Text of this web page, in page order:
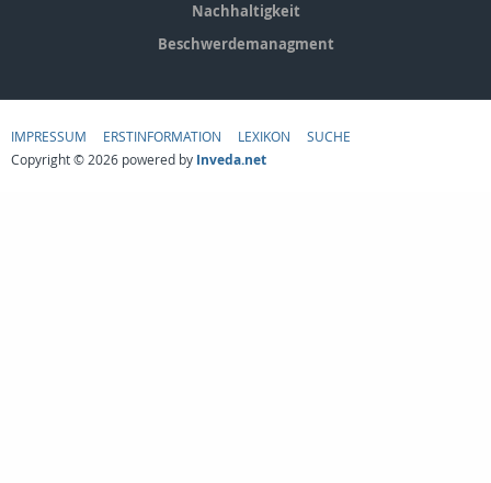
Nachhaltigkeit
Beschwerdemanagment
IMPRESSUM ERSTINFORMATION LEXIKON
SUCHE
Copyright © 2026 powered by Inveda.net